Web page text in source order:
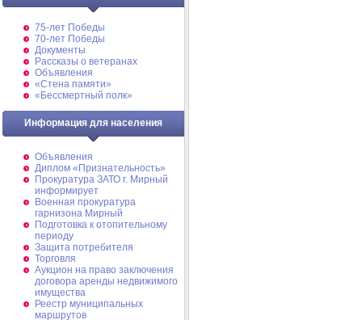
75-лет Победы
70-лет Победы
Документы
Рассказы о ветеранах
Объявления
«Стена памяти»
«Бессмертный полк»
Информация для населения
Объявления
Диплом «Признательность»
Прокуратура ЗАТО г. Мирный
информирует
Военная прокуратура
гарнизона Мирный
Подготовка к отопительному
периоду
Защита потребителя
Торговля
Аукцион на право заключения
договора аренды недвижимого
имущества
Реестр муниципальных
маршрутов